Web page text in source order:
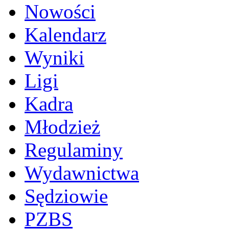
Nowości
Kalendarz
Wyniki
Ligi
Kadra
Młodzież
Regulaminy
Wydawnictwa
Sędziowie
PZBS